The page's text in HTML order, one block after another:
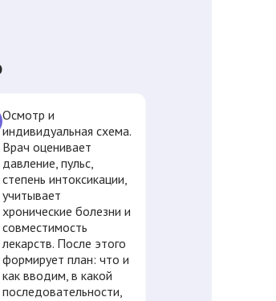
Осмотр и
индивидуальная схема.
Врач оценивает
давление, пульс,
степень интоксикации,
учитывает
хронические болезни и
совместимость
лекарств. После этого
формирует план: что и
как вводим, в какой
последовательности,